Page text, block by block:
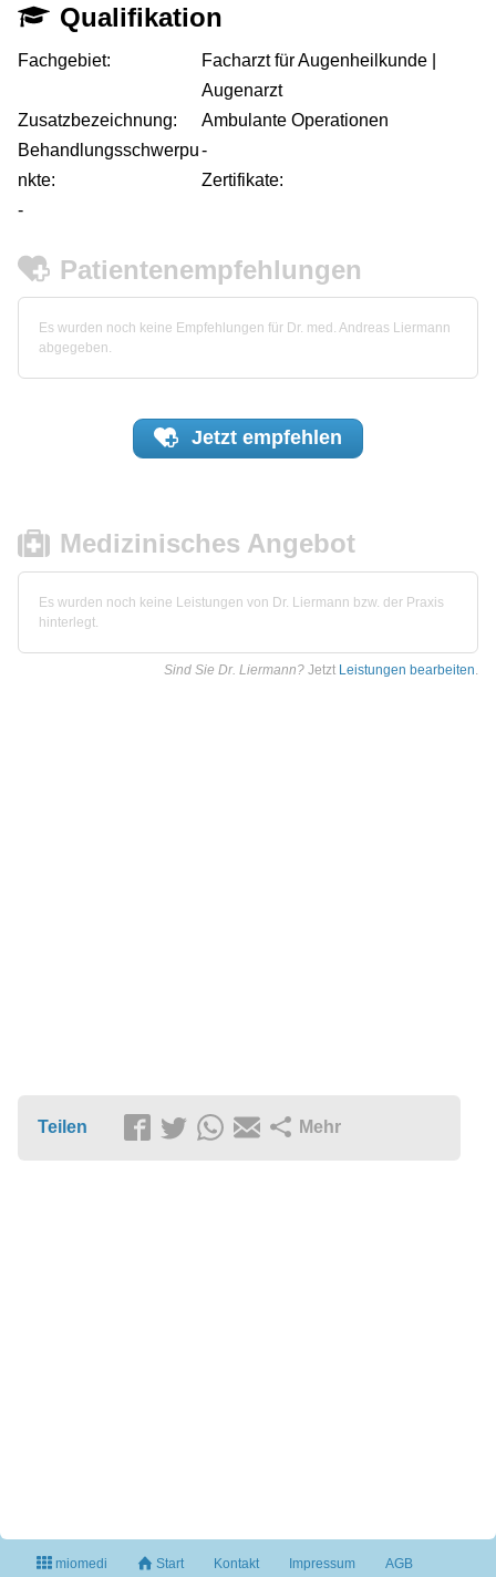
Qualifikation
Fachgebiet:
Facharzt für Augenheilkunde |
Augenarzt
Zusatzbezeichnung:
Ambulante Operationen
Behandlungsschwerpu
nkte:
-
Zertifikate:
-
Patientenempfehlungen
Es wurden noch keine Empfehlungen für Dr. med. Andreas Liermann
abgegeben.
Jetzt empfehlen
Medizinisches Angebot
Es wurden noch keine Leistungen von Dr. Liermann bzw. der Praxis
hinterlegt.
Sind Sie Dr. Liermann? Jetzt Leistungen bearbeiten.
Teilen Mehr
miomedi Start Kontakt Impressum AGB